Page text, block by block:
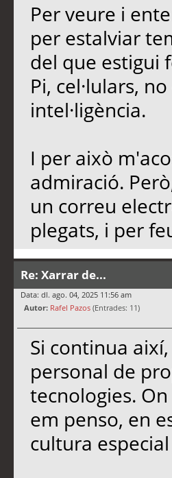
Per veure i
per estalviar
del que estigui
Pi, cel·lulars,
intel·ligència.
I per això
admiració.
un correu
plegats, i per
Re: Xarrar de...
Data: dl. ago. 04, 2025 11:56 am
Autor: Rafel Pazos (Entrades: 11)
Si continua
personal de
tecnologies.
em penso, en
cultura